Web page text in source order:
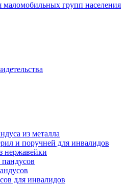
маломобильных групп населения
из металла
и поручней для инвалидов
нержавейки
для инвалидов